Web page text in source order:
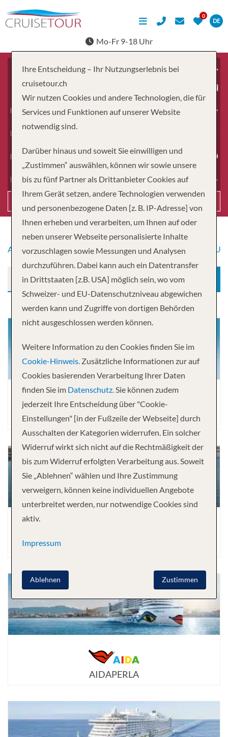
DE
Mo-Fr 9-18 Uhr
Erwachsene
Kinder
Dauer
Reiseart
A B C D E F G H I J K L M N O P Q U
SUCHEN
AIDAMAR
AIDAPERLA
Ihre Entscheidung – Ihr Nutzungserlebnis bei
cruisetour.ch
Wir nutzen Cookies und andere Technologien, die für
Services und Funktionen auf unserer Website
notwendig sind.
Darüber hinaus und soweit Sie einwilligen und
„Zustimmen“ auswählen, können wir sowie unsere
bis zu fünf Partner als Drittanbieter Cookies auf
Ihrem Gerät setzen, andere Technologien verwenden
und personenbezogene Daten [z. B. IP-Adresse] von
Ihnen erheben und verarbeiten, um Ihnen auf oder
neben unserer Webseite personalisierte Inhalte
vorzuschlagen sowie Messungen und Analysen
durchzuführen. Dabei kann auch ein Datentransfer
in Drittstaaten [z.B. USA] möglich sein, wo vom
Schweizer- und EU-Datenschutzniveau abgewichen
werden kann und Zugriffe von dortigen Behörden
nicht ausgeschlossen werden können.
Weitere Information zu den Cookies finden Sie im
Cookie-Hinweis. Zusätzliche Informationen zur auf
Cookies basierenden Verarbeitung Ihrer Daten
finden Sie im Datenschutz.Sie können zudem
jederzeit Ihre Entscheidung über "Cookie-
Einstellungen" [in der Fußzeile der Webseite] durch
Ausschalten der Kategorien widerrufen. Ein solcher
Widerruf wirkt sich nicht auf die Rechtmäßigkeit der
bis zum Widerruf erfolgten Verarbeitung aus. Soweit
Sie „Ablehnen“ wählen und Ihre Zustimmung
verweigern, können keine individuellen Angebote
unterbreitet werden, nur notwendige Cookies sind
aktiv.
Impressum
Zustimmen
Ablehnen